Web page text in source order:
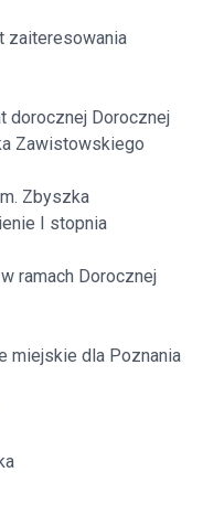
zaiteresowania
dorocznej Dorocznej
Zawistowskiego
Zbyszka
I stopnia
ramach Dorocznej
miejskie dla Poznania